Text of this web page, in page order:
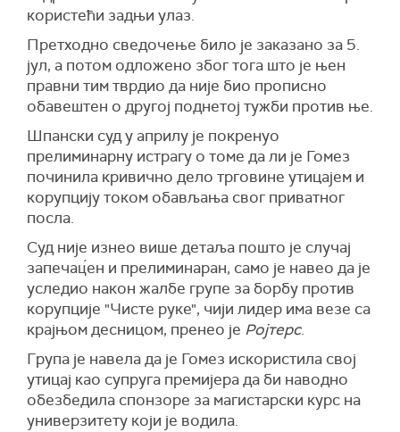
користећи задњи улаз.
Претходно сведочење било је заказано за 5.
јул, а потом одложено због тога што је њен
правни тим тврдио да није био прописно
обавештен о другој поднетој тужби против ње.
Шпански суд у априлу је покренуо
прелиминарну истрагу о томе да ли је Гомез
починила кривично дело трговине утицајем и
корупцију током обављања свог приватног
посла.
Суд није изнео више детаља пошто је случај
запечац́ен и прелиминаран, само је навео да је
уследио након жалбе групе за борбу против
корупције "Чисте руке", чији лидер има везе са
крајњом десницом, пренео је Ројтерс.
Група је навела да је Гомез искористила свој
утицај као супруга премијера да би наводно
обезбедила спонзоре за магистарски курс на
универзитету који је водила.